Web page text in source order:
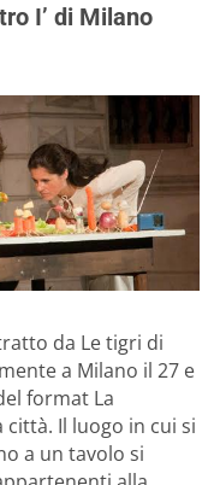
I’ di Milano
da Le tigri di
a Milano il 27 e
format La
Il luogo in cui si
a un tavolo si